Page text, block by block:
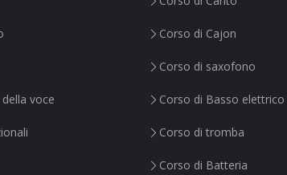
voce
Corso di Cajon
Corso di saxofono
Corso di Basso elettrico
Corso di tromba
Corso di Batteria